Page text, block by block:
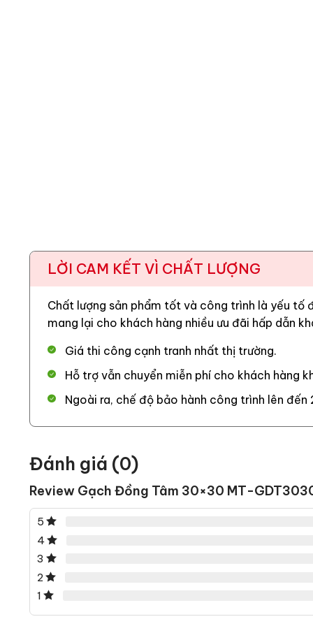
LỜI CAM KẾT VÌ CHẤT LƯỢNG
Chất lượng sản phẩm tốt và công trình là yếu
mang lại cho khách hàng nhiều ưu đãi hấp dẫn
Giá thi công cạnh tranh nhất thị trường.
Hỗ trợ vẫn chuyển miễn phí cho khách hàng
Ngoài ra, chế độ bảo hành công trình lên
Đánh giá (0)
Review Gạch Đồng Tâm 30×30 MT-
5
4
3
2
1